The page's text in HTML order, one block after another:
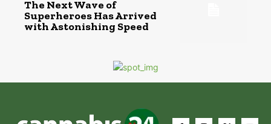
The Next Wave of
Superheroes Has Arrived
with Astonishing Speed